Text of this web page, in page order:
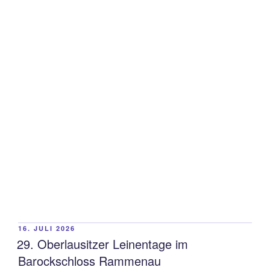
VERÖFFENTLICHT
AM
16. JULI 2026
29. Oberlausitzer Leinentage im
Barockschloss Rammenau